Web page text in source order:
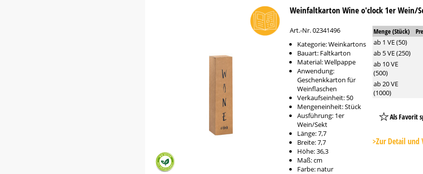
Weinfaltkarton Wine o'clock 1er Wein/
Art.-Nr. 02341496
Kategorie: Weinkartons
Bauart: Faltkarton
Material: Wellpappe
Anwendung:
Geschenkkarton für
Weinflaschen
Verkaufseinheit: 50
Mengeneinheit: Stück
Ausführung: 1er
Wein/Sekt
Länge: 7,7
Breite: 7,7
Höhe: 36,3
Maß: cm
Farbe: natur
Menge (Stück)
ab 1 VE (50)
ab 5 VE (250)
ab 10 VE
(500)
ab 20 VE
(1000)
Als Favorit
>Zur Detail und